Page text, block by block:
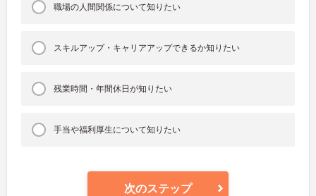
職場の人間関係について知りたい
スキルアップ・キャリアアップできるか知りたい
残業時間・年間休日が知りたい
手当や福利厚生について知りたい
次のステップ